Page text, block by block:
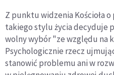
Z punktu widzenia Kościoła
takiego stylu życia decyduje
wolny wybór "ze względu na
Psychologicznie rzecz
stanowić problemu ani w